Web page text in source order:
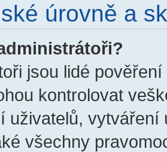
úrovně a
jsou lidé
kontrolovat
uživatelů,
všechny